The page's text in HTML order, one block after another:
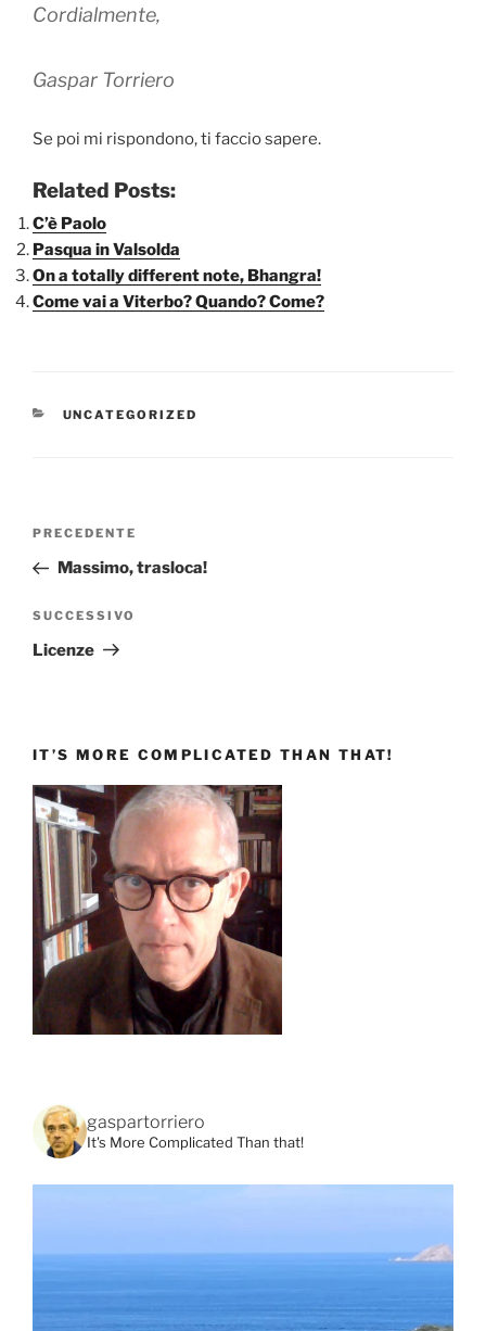
Cordialmente,
Gaspar Torriero
Se poi mi rispondono, ti faccio sapere.
Related Posts:
C’è Paolo
Pasqua in Valsolda
On a totally different note, Bhangra!
Come vai a Viterbo? Quando? Come?
CATEGORIE
UNCATEGORIZED
Navigazione
Articolo
precedente:
PRECEDENTE
Massimo, trasloca!
Articolo
successivo
SUCCESSIVO
Licenze
IT’S MORE COMPLICATED THAN THAT!
gaspartorriero
It's More Complicated Than that!